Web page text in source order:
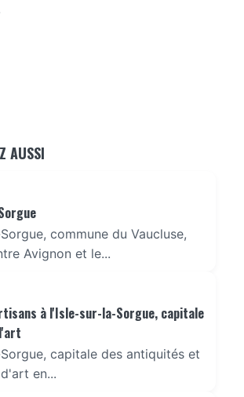
AUSSI
commune du Vaucluse,
Avignon et le...
à l'Isle-sur-la-Sorgue, capitale
capitale des antiquités et
en...